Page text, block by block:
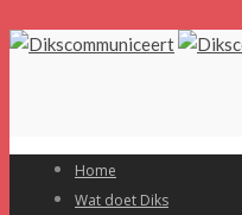
Home
Wat doet Diks